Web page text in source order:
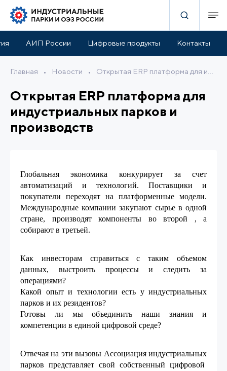
АИП России Цифровые продукты Контакты
Главная • Новости •
Открытая ERP платформа для
индустриальных парков и
производств
Глобальная экономика конкурирует за счет
автоматизаций и технологий. Поставщики и
покупатели переходят на платформенные модели.
Международные компании закупают сырье в одной
стране, производят компоненты во второй , а
собирают в третьей.
Как инвесторам справиться с таким объемом
данных, выстроить процессы и следить за
операциями?
Какой опыт и технологии есть у индустриальных
парков и их резидентов?
Готовы ли мы объединить наши знания и
компетенции в единой цифровой среде?
Отвечая на эти вызовы Ассоциация индустриальных
парков представляет свой собственный цифровой